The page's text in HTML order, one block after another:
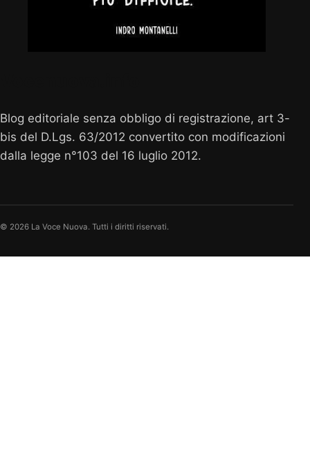
Blog editoriale senza obbligo di registrazione, art 3-
bis del D.Lgs. 63/2012 convertito con modificazioni
dalla legge n°103 del 16 luglio 2012.
© 2026 La Voce Nuova. Tutti i diritti riservati.